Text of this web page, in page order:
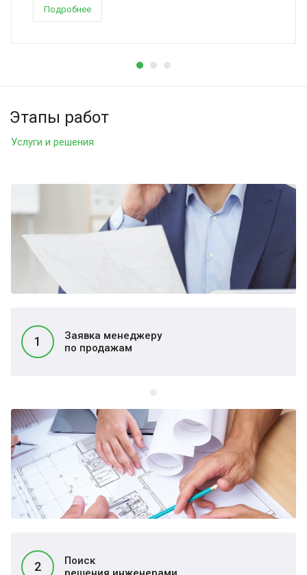
Подробнее
Услуги и решения
Этапы работ
1
Заявка менеджеру
по продажам
2
Поиск